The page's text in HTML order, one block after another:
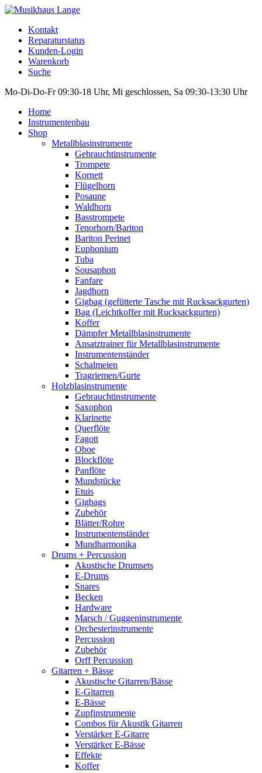
Kontakt
Reparaturstatus
Kunden-Login
Warenkorb
Suche
Mo-Di-Do-Fr 09:30-18 Uhr, Mi geschlossen, Sa 09:30-13:30 Uhr
Home
Instrumentenbau
Shop
Metallblasinstrumente
Gebrauchtinstrumente
Trompete
Kornett
Flügelhorn
Posaune
Waldhorn
Basstrompete
Tenorhorn/Bariton
Bariton Perinet
Euphonium
Tuba
Sousaphon
Fanfare
Jagdhorn
Gigbag (gefütterte Tasche mit Rucksackgurten)
Bag (Leichtkoffer mit Rucksackgurten)
Koffer
Dämpfer Metallblasinstrumente
Ansatztrainer für Metallblasinstrumente
Instrumentenständer
Schalmeien
Tragriemen/Gurte
Holzblasinstrumente
Gebrauchtinstrumente
Saxophon
Klarinette
Querflöte
Fagott
Oboe
Blockflöte
Panflöte
Mundstücke
Etuis
Gigbags
Zubehör
Blätter/Rohre
Instrumentenständer
Mundharmonika
Drums + Percussion
Akustische Drumsets
E-Drums
Snares
Becken
Hardware
Marsch / Guggeninstrumente
Orchesterinstrumente
Percussion
Zubehör
Orff Percussion
Gitarren + Bässe
Akustische Gitarren/Bässe
E-Gitarren
E-Bässe
Zupfinstrumente
Combos für Akustik Gitarren
Verstärker E-Gitarre
Verstärker E-Bässe
Effekte
Koffer